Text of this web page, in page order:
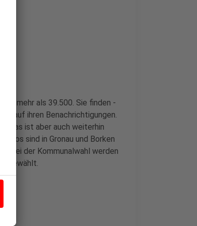
mehr als 39.500. Sie finden -
auf ihren Benachrichtigungen.
Das ist aber auch weiterhin
sind in Gronau und Borken
Bei der Kommunalwahl werden
gewählt.